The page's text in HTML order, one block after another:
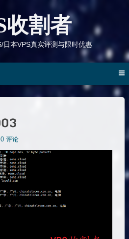
收割者
日本VPS真实评测与限时优惠
0 评论